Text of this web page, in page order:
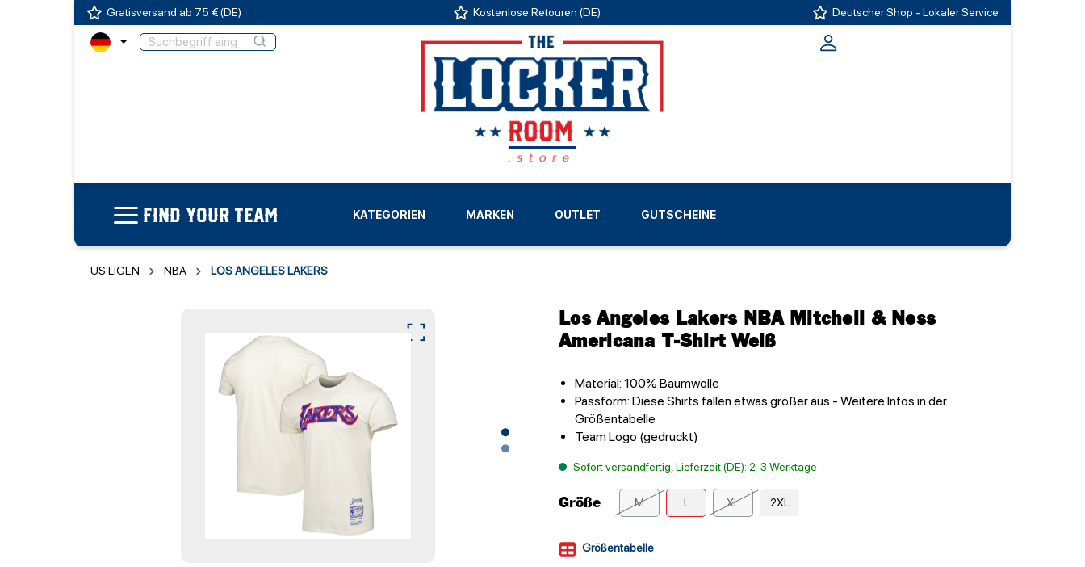
Gratisversand ab 75 € (DE) Kostenlose Retouren (DE) Deutscher Shop - Lokaler Service
FIND YOUR TEAM KATEGORIEN MARKEN
LIGEN
OUTLET GUTSCHEINE
US LIGEN NBA LOS ANGELES LAKERS
Los Angeles Lakers NBA Mitchell & Ness
Americana T-Shirt Weiß
Material: 100% Baumwolle
Passform: Diese Shirts fallen etwas größer aus - Weitere Infos in der
Größentabelle
Team Logo (gedruckt)
Sofort versandfertig, Lieferzeit (DE): 2-3 Werktage
Größe M L XL 2XL
Größentabelle